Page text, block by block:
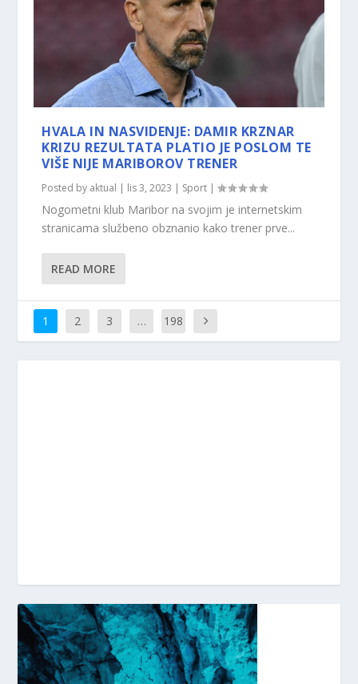
HVALA IN NASVIDENJE: DAMIR KRZNAR
KRIZU REZULTATA PLATIO JE POSLOM TE
VIŠE NIJE MARIBOROV TRENER
Posted by aktual | lis 3, 2023 | Sport |
Nogometni klub Maribor na svojim je internetskim
stranicama službeno obznanio kako trener prve...
READ MORE
1 2 3 … 198